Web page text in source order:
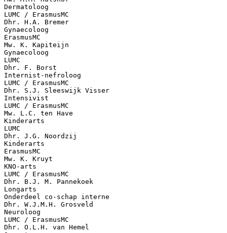
Dermatoloog
LUMC / ErasmusMC
Dhr. H.A. Bremer
Gynaecoloog
ErasmusMC
Mw. K. Kapiteijn
Gynaecoloog
LUMC
Dhr. F. Borst
Internist-nefroloog
LUMC / ErasmusMC
Dhr. S.J. Sleeswijk Visser
Intensivist
LUMC / ErasmusMC
Mw. L.C. ten Have
Kinderarts
LUMC
Dhr. J.G. Noordzij
Kinderarts
ErasmusMC
Mw. K. Kruyt
KNO-arts
LUMC / ErasmusMC
Dhr. B.J. M. Pannekoek
Longarts
Onderdeel co-schap interne
Dhr. W.J.M.H. Grosveld
Neuroloog
LUMC / ErasmusMC
Dhr. O.L.H. van Hemel